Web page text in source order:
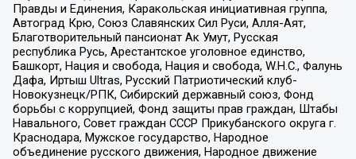
Правды и Единения, Каракольская инициативная группа,
Автоград Крю, Союз Славянских Сил Руси, Алля-Аят,
Благотворительный пансионат Ак Умут, Русская
республика Русь, Арестантское уголовное единство,
Башкорт, Нация и свобода, Нация и свобода, W.H.С., Фалунь
Дафа, Иртыш Ultras, Русский Патриотический клуб-
Новокузнецк/РПК, Сибирский державный союз, Фонд
борьбы с коррупцией, Фонд защиты прав граждан, Штабы
Навального, Совет граждан СССР Прикубанского округа г.
Краснодара, Мужское государство, Народное
объединение русского движения, Народное движение